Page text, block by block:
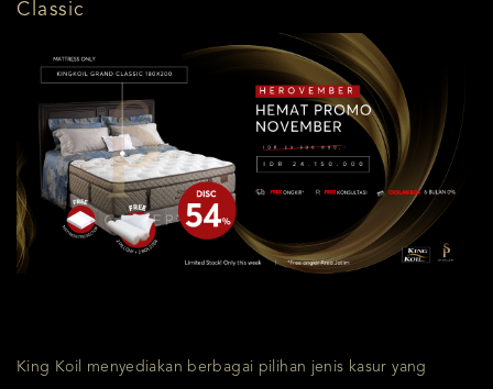
Classic
King Koil menyediakan berbagai pilihan jenis kasur yang